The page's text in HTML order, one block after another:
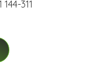
311